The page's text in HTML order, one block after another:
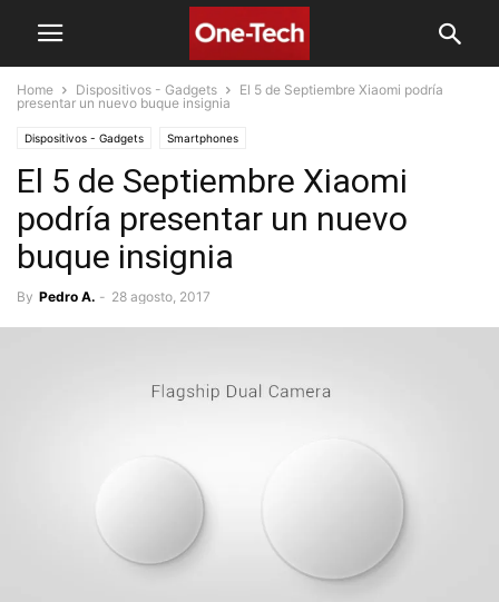
Home Dispositivos - Gadgets
El 5 de Septiembre Xiaomi podría
presentar un nuevo buque insignia
Dispositivos - Gadgets Smartphones
El 5 de Septiembre Xiaomi
podría presentar un nuevo
buque insignia
By Pedro A. - 28 agosto, 2017